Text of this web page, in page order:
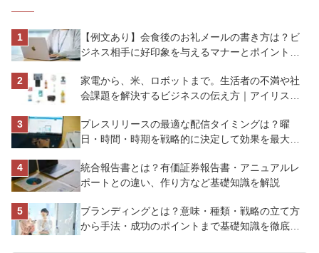
【例文あり】会食後のお礼メールの書き方は？ビ
ジネス相手に好印象を与えるマナーとポイントを
家電から、米、ロボットまで。生活者の不満や社
会課題を解決するビジネスの伝え方｜アイリスオ
プレスリリースの最適な配信タイミングは？曜
日・時間・時期を戦略的に決定して効果を最大化
統合報告書とは？有価証券報告書・アニュアルレ
ポートとの違い、作り方など基礎知識を解説
ブランディングとは？意味・種類・戦略の立て方
から手法・成功のポイントまで基礎知識を徹底解